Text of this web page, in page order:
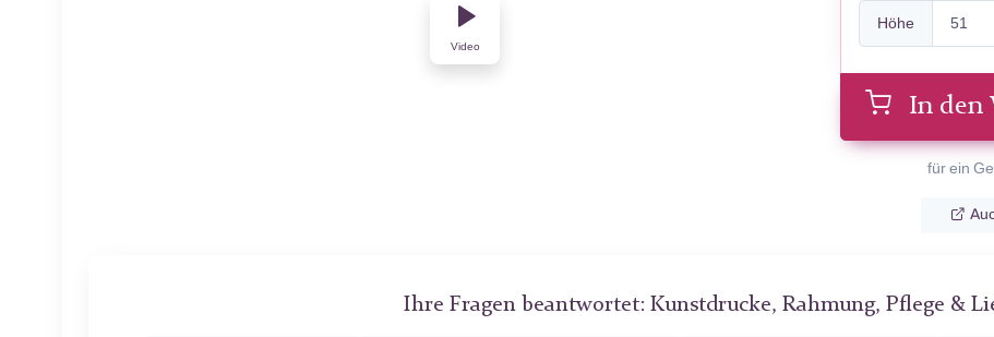
Video
Höhe
In den
für ein
Ihre Fragen beantwortet: Kunstdrucke, Rahmung, Pflege &